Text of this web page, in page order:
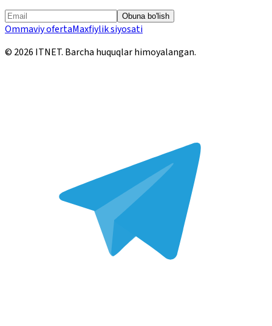
Obuna bo'lish
Ommaviy ofertaMaxfiylik siyosati
© 2026 ITNET. Barcha huquqlar himoyalangan.